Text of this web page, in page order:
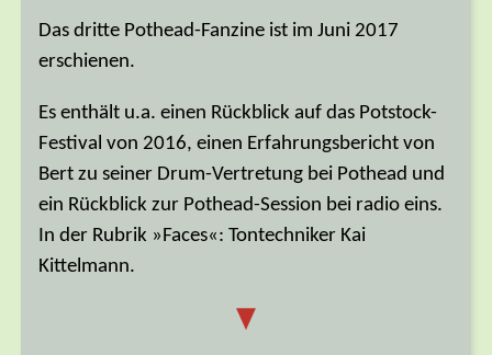
Das dritte Pothead-Fanzine ist im Juni 2017
erschienen.
Es enthält u.a. einen Rückblick auf das Potstock-
Festival von 2016, einen Erfahrungsbericht von
Bert zu seiner Drum-Vertretung bei Pothead und
ein Rückblick zur Pothead-Session bei radio eins.
In der Rubrik »Faces«: Tontechniker Kai
Kittelmann.
▼